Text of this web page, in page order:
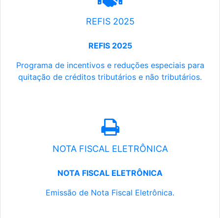
REFIS 2025
REFIS 2025
Programa de incentivos e reduções especiais para
quitação de créditos tributários e não tributários.
NOTA FISCAL ELETRÔNICA
NOTA FISCAL ELETRÔNICA
Emissão de Nota Fiscal Eletrônica.